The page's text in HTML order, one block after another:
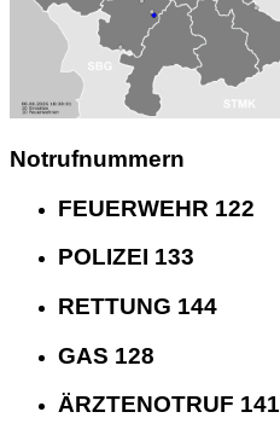
Notrufnummern
FEUERWEHR 122
POLIZEI 133
RETTUNG 144
GAS 128
ÄRZTENOTRUF 141